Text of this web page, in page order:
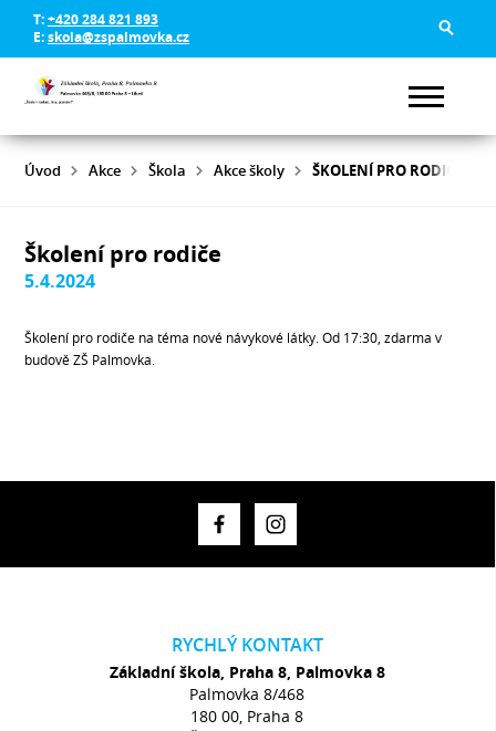
T:+420 284 821 893
E:skola@zspalmovka.cz
Úvod Akce Škola Akce školy ŠKOLENÍ PRO RODIČE
Školení pro rodiče
5.4.2024
Školení pro rodiče na téma nové návykové látky. Od 17:30, zdarma v
budově ZŠ Palmovka.
RYCHLÝ KONTAKT
Základní škola, Praha 8, Palmovka 8
Palmovka 8/468
180 00, Praha 8